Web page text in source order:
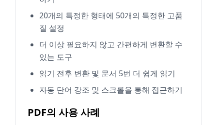
20개의 특정한 형태에 50개의 특정한 고품
질 설정
더 이상 필요하지 않고 간편하게 변환할 수
있는 도구
읽기 전후 변환 및 문서 5번 더 쉽게 읽기
자동 단어 강조 및 스크롤을 통해 접근하기
PDF의 사용 사례